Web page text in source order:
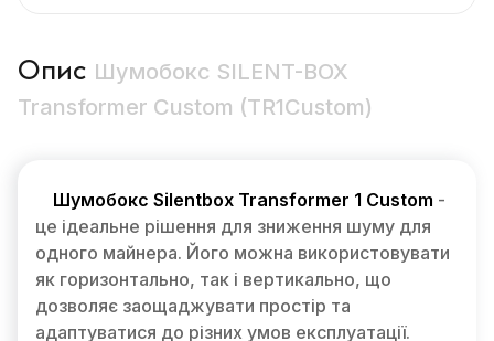
Опис Шумобокс SILENT-BOX
Transformer Custom (TR1Custom)
Шумобокс Silentbox Transformer 1 Custom -
це ідеальне рішення для зниження шуму для
одного майнера. Його можна використовувати
як горизонтально, так і вертикально, що
дозволяє заощаджувати простір та
адаптуватися до різних умов експлуатації.